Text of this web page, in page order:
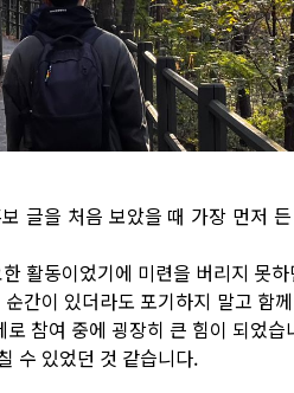
글을 처음 보았을 때 가장 먼저
활동이었기에 미련을 버리지 못
간이 있더라도 포기하지 말고 함
참여 중에 굉장히 큰 힘이 되었습
수 있었던 것 같습니다.